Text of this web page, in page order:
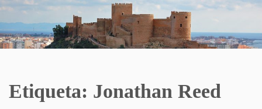
Etiqueta: Jonathan Reed